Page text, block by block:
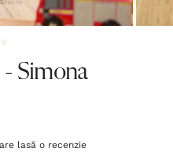
Simona
lasă o recenzie